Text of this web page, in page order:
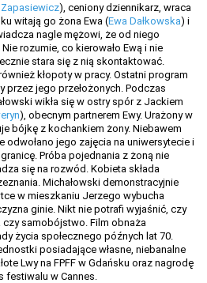
), ceniony dziennikarz, wraca
witają go żona Ewa (Ewa Dałkowska) i
nagle mężowi, że od niego
rozumie, co kierowało Ewą i nie
stara się z nią skontaktować.
kłopoty w pracy. Ostatni program
przez jego przełożonych. Podczas
wikła się w ostry spór z Jackiem
), obecnym partnerem Ewy. Urażony w
bójkę z kochankiem żony. Niebawem
odwołano jego zajęcia na uniwersytecie i
Próba pojednania z żoną nie
się na rozwód. Kobieta składa
Michałowski demonstracyjnie
w mieszkaniu Jerzego wybucha
ginie. Nikt nie potrafi wyjaśnić, czy
samobójstwo. Film obnaża
życia społecznego późnych lat 70.
posiadające własne, niebanalne
Lwy na FPFF w Gdańsku oraz nagrodę
w Cannes.